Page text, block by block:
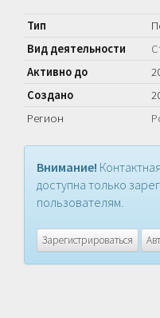
Тип
Вид деятельности
Активно до
Создано
Регион
Внимание!
доступна только
пользователям.
Зарегистрироваться